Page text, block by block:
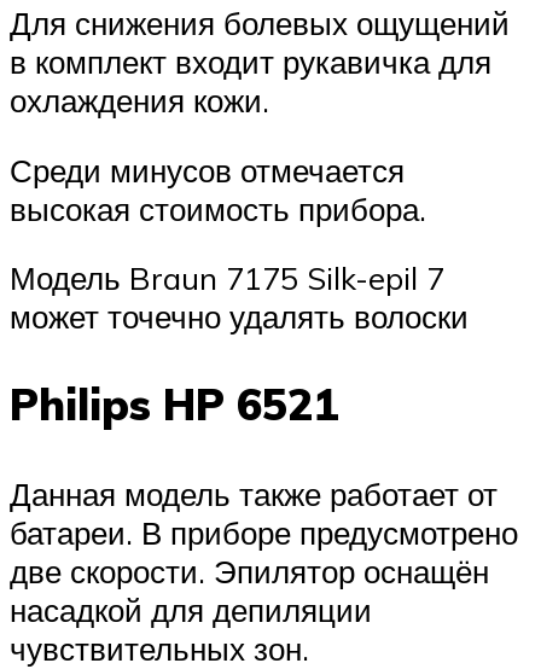
Для снижения болевых ощущений
в комплект входит рукавичка для
охлаждения кожи.
Среди минусов отмечается
высокая стоимость прибора.
Модель Braun 7175 Silk-epil 7
может точечно удалять волоски
Philips HP 6521
Данная модель также работает от
батареи. В приборе предусмотрено
две скорости. Эпилятор оснащён
насадкой для депиляции
чувствительных зон.